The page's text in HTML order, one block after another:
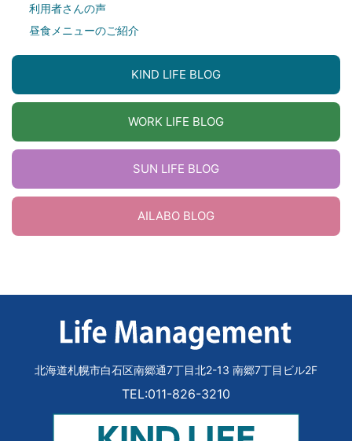
利用者さんの声
昼食メニューのご紹介
KIND LIFE BLOG
WORK LIFE BLOG
SUN LIFE BLOG
AILABO BLOG
北海道札幌市白石区南郷通7丁目北2-13 南郷7丁目ビル2F
TEL:011-826-3210